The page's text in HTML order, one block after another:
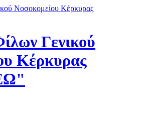
Γενικού
Κέρκυρας